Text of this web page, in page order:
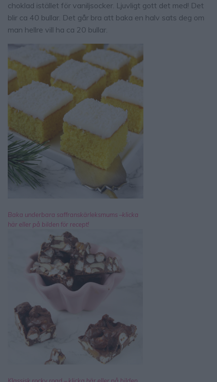
choklad istället för vaniljsocker. Ljuvligt gott det med! Det
blir ca 40 bullar. Det går bra att baka en halv sats deg om
man hellre vill ha ca 20 bullar.
Baka underbara saffranskärleksmums –klicka
här eller på bilden för recept!